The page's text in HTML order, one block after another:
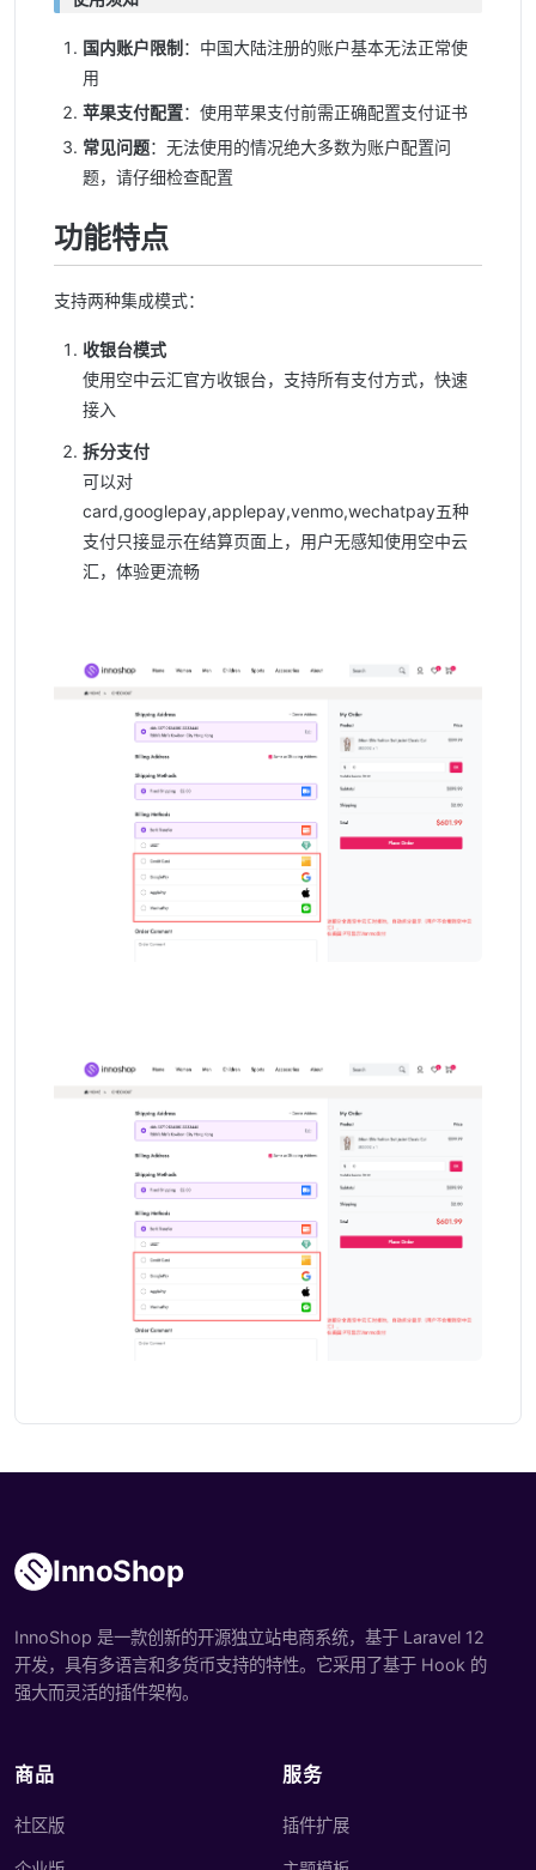
国内账户限制 ：中国大陆注册的账户基本无法正常使
用
苹果支付配置：使用苹果支付前需正确配置支付证书
常见问题：无法使用的情况绝大多数为账户配置问
题，请仔细检查配置
功能特点
支持两种集成模式：
收银台模式
使用空中云汇官方收银台，支持所有支付方式，快速
接入
拆分支付
可以对
card,googlepay,applepay,venmo,wechatpay五种
支付只接显示在结算页面上，用户无感知使用空中云
汇，体验更流畅
InnoShop
InnoShop 是一款创新的开源独立站电商系统，基于 Laravel 12
开发，具有多语言和多货币支持的特性。它采用了基于 Hook 的
强大而灵活的插件架构。
商品
社区版
服务
插件扩展